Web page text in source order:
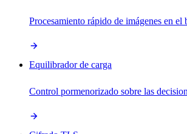
Procesamiento rápido de imágenes en el
Equilibrador de carga
Control pormenorizado sobre las